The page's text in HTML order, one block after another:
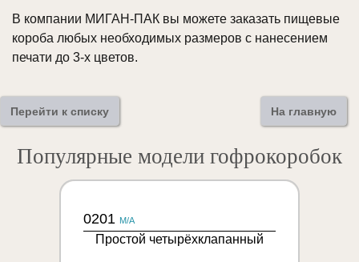
В компании МИГАН-ПАК вы можете заказать пищевые
короба любых необходимых размеров с нанесением
печати до 3-х цветов.
Перейти к списку На главную
Популярные модели гофрокоробок
0201 M/A
Простой четырёхклапанный